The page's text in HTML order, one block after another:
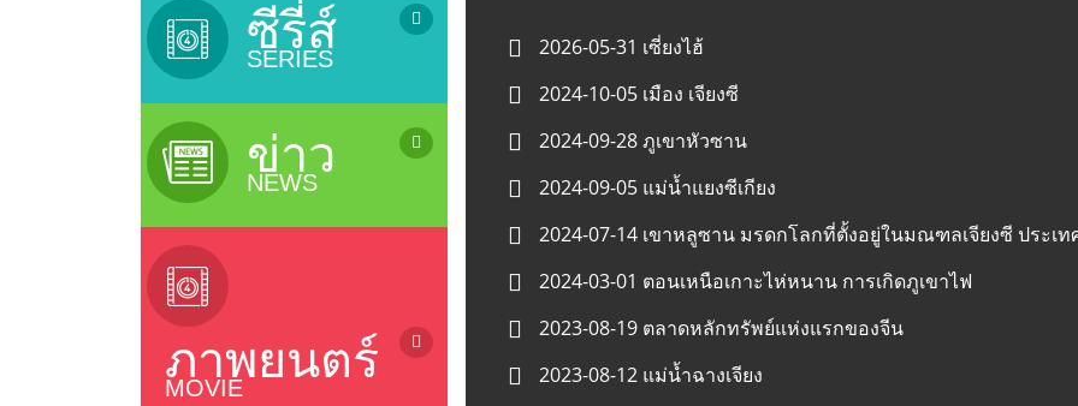
ซีรี่ส์
SERIES
ซีรี่ย์เกาหลี (เสียงไทย) / Korean
Series
ซีรี่ย์ยูริ (ซีรี่ย์หญิงรักหญิง) / Lesbian
Serie
ละครไทยรีรัน (Rerun Thai Drama)
ซีรี่ย์ญี่ปุ่น / Japanese Series
ซีรี่ย์จีน (เสียงไทย) / Chinese Series
ละครไทย (อวสาน) / Thai Dramas
(ended)
ข่าว
NEWS
ข่าว / News
ข่าวบันเทิง / Entertainment News
ภาพยนตร์
MOVIE
2026-05-31 เซี่ยงไฮ้
2024-10-05 เมือง เจียงซี
2024-09-28 ภูเขาหัวซาน
2024-09-05 แม่น้ำแยงซีเกียง
2024-07-14 เขาหลูซาน มรดกโลกที่ตั้งอยู่ในมณฑลเจียงซี ประเท
2024-03-01 ตอนเหนือเกาะไห่หนาน การเกิดภูเขาไฟ
2023-08-19 ตลาดหลักทรัพย์แห่งแรกของจีน
2023-08-12 แม่น้ำฉางเจียง